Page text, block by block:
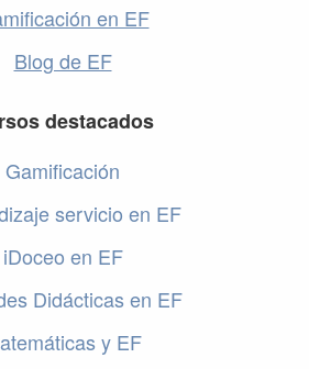
en EF
Blog de EF
destacados
Gamificación
servicio en EF
iDoceo en EF
Didácticas en EF
y EF